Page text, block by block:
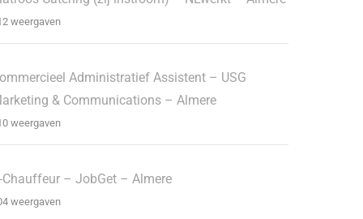
weergaven
Administratief Assistent – USG
& Communications – Almere
weergaven
Chauffeur – JobGet – Almere
weergaven